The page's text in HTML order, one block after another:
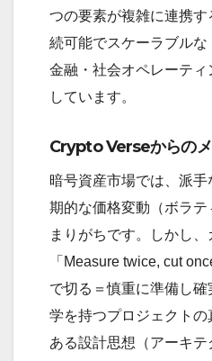
つの要素が複雑に連携
続可能でスケーラブル
金融・社会オペレーテ
しています。
Crypto Verseからの
暗号資産市場では、派
期的な価格変動（ボラ
まりがちです。しかし
「Measure twice, cut
で切る＝慎重に準備し
学を持つプロジェクト
ある設計思想（アーキ